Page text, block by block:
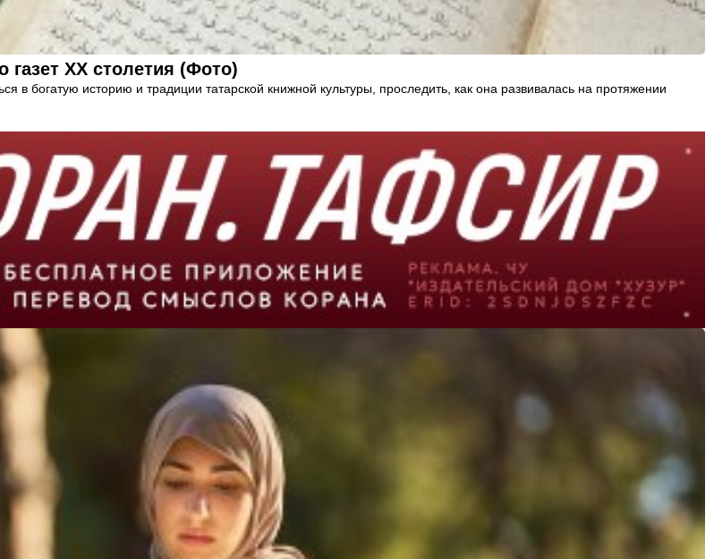
газет XX столетия (Фото)
в богатую историю и традиции татарской книжной культуры, проследить, как она развивалась на протяжении